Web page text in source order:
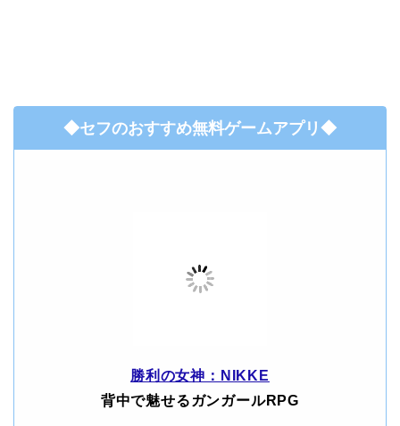
◆セフのおすすめ無料ゲームアプリ◆
勝利の女神：NIKKE
背中で魅せるガンガールRPG